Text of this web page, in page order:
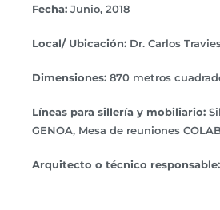
Fecha: Junio, 2018
Local/ Ubicación: Dr. Carlos
Dimensiones: 870 metros
Líneas para sillería y mobiliario:
GENOA, Mesa de reuniones
Arquitecto o técnico responsable: